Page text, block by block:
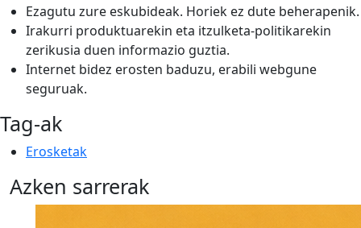
Ezagutu zure eskubideak. Horiek ez dute beherapenik.
Irakurri produktuarekin eta itzulketa-politikarekin
zerikusia duen informazio guztia.
Internet bidez erosten baduzu, erabili webgune
seguruak.
Tag-ak
Erosketak
Azken sarrerak